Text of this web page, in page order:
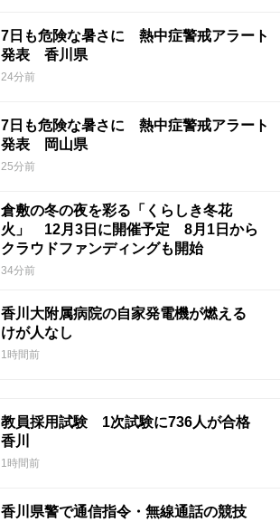
7日も危険な暑さに 熱中症警戒アラート
発表 香川県
24分前
7日も危険な暑さに 熱中症警戒アラート
発表 岡山県
25分前
倉敷の冬の夜を彩る「くらしき冬花
火」 12月3日に開催予定 8月1日から
クラウドファンディングも開始
34分前
香川大附属病院の自家発電機が燃える
けが人なし
1時間前
教員採用試験 1次試験に736人が合格
香川
1時間前
香川県警で通信指令・無線通話の競技